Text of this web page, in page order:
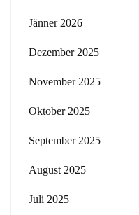
Jänner 2026
Dezember 2025
November 2025
Oktober 2025
September 2025
August 2025
Juli 2025